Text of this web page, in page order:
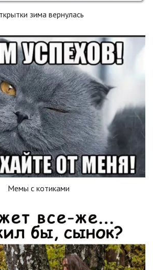
зима вернулась
Мемы с котиками